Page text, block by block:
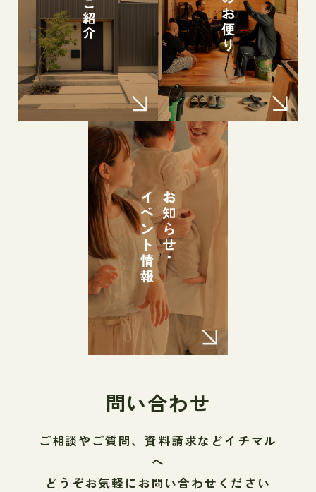
問い合わせ
ご相談やご質問、資料請求などイチマル
へ
どうぞお気軽にお問い合わせください